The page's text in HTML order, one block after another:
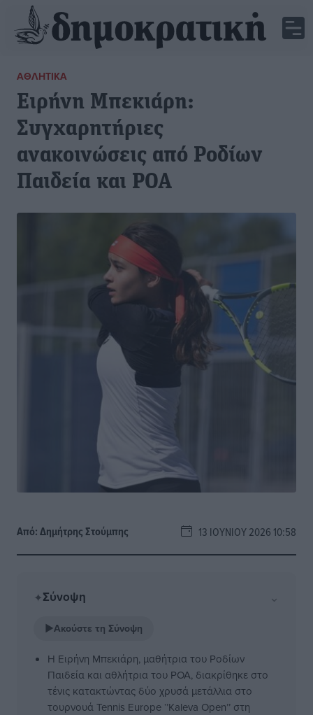
ΑΘΛΗΤΙΚΆ
Ειρήνη Μπεκιάρη:
Συγχαρητήριες
ανακοινώσεις από Ροδίων
Παιδεία και ΡΟΑ
Από:Δημήτρης Στούμπης 13 ΙΟΥΝΊΟΥ 2026 10:58
✦Σύνοψη ⌄
▶Ακούστε τη Σύνοψη
Η Ειρήνη Μπεκιάρη, μαθήτρια του Ροδίων
Παιδεία και αθλήτρια του ΡΟΑ, διακρίθηκε στο
τένις κατακτώντας δύο χρυσά μετάλλια στο
τουρνουά Tennis Europe ‘’Kaleva Open’’ στη